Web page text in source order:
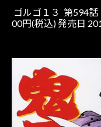
ゴルゴ１３ 第594話
00円(税込) 発売日